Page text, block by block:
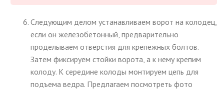
Следующим делом устанавливаем ворот на колодец,
если он железобетонный, предварительно
проделываем отверстия для крепежных болтов.
Затем фиксируем стойки ворота, а к нему крепим
колоду. К середине колоды монтируем цепь для
подъема ведра. Предлагаем посмотреть фото